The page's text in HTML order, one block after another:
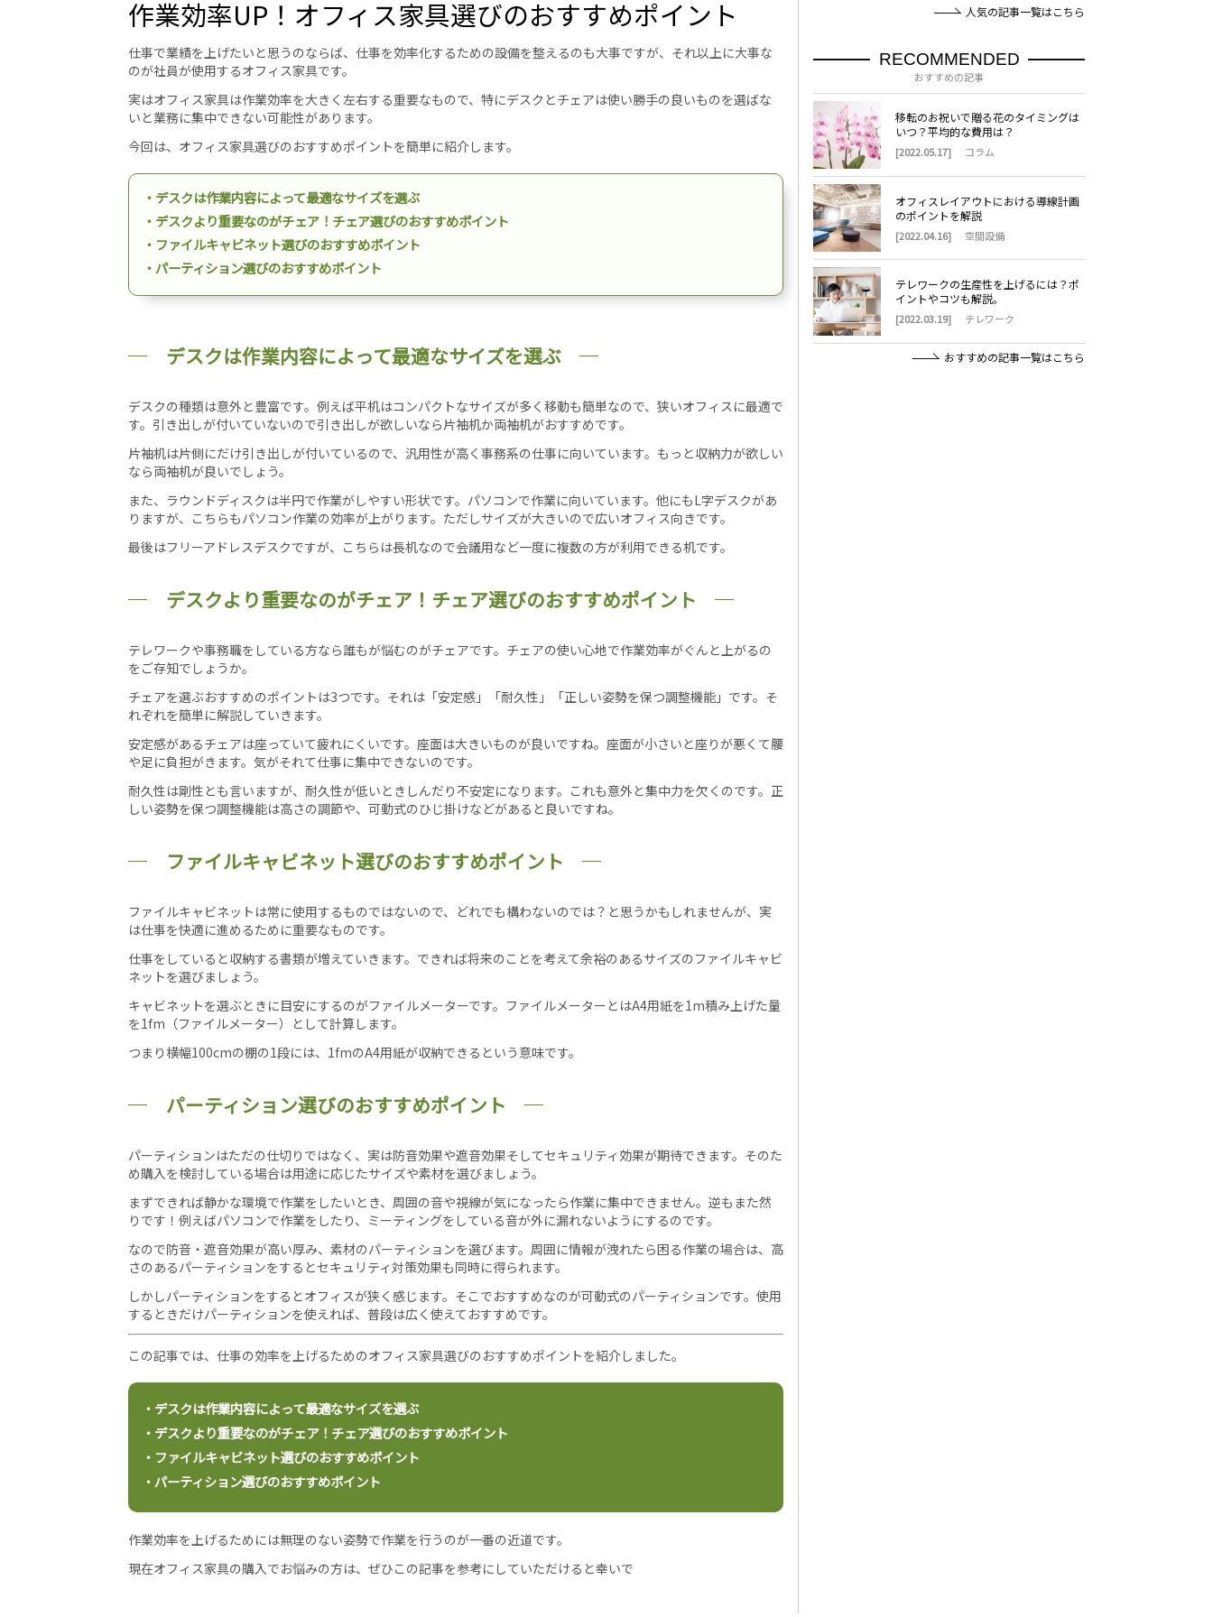
作業効率UP！オフィス家具選びのおすすめポイント
仕事で業績を上げたいと思うのならば、仕事を効率化するための設備を整えるのも大事ですが、それ以上に大事な
のが社員が使用するオフィス家具です。
実はオフィス家具は作業効率を大きく左右する重要なもので、特にデスクとチェアは使い勝手の良いものを選ばな
いと業務に集中できない可能性があります。
今回は、オフィス家具選びのおすすめポイントを簡単に紹介します。
・デスクは作業内容によって最適なサイズを選ぶ
・デスクより重要なのがチェア！チェア選びのおすすめポイント
・ファイルキャビネット選びのおすすめポイント
・パーティション選びのおすすめポイント
デスクは作業内容によって最適なサイズを選ぶ
デスクの種類は意外と豊富です。例えば平机はコンパクトなサイズが多く移動も簡単なので、狭いオフィスに最適で
す。引き出しが付いていないので引き出しが欲しいなら片袖机か両袖机がおすすめです。
片袖机は片側にだけ引き出しが付いているので、汎用性が高く事務系の仕事に向いています。もっと収納力が欲しい
なら両袖机が良いでしょう。
また、ラウンドディスクは半円で作業がしやすい形状です。パソコンで作業に向いています。他にもL字デスクがあ
りますが、こちらもパソコン作業の効率が上がります。ただしサイズが大きいので広いオフィス向きです。
最後はフリーアドレスデスクですが、こちらは長机なので会議用など一度に複数の方が利用できる机です。
デスクより重要なのがチェア！チェア選びのおすすめポイント
テレワークや事務職をしている方なら誰もが悩むのがチェアです。チェアの使い心地で作業効率がぐんと上がるの
をご存知でしょうか。
チェアを選ぶおすすめのポイントは3つです。それは「安定感」「耐久性」「正しい姿勢を保つ調整機能」です。そ
れぞれを簡単に解説していきます。
安定感があるチェアは座っていて疲れにくいです。座面は大きいものが良いですね。座面が小さいと座りが悪くて腰
や足に負担がきます。気がそれて仕事に集中できないのです。
耐久性は剛性とも言いますが、耐久性が低いときしんだり不安定になります。これも意外と集中力を欠くのです。正
しい姿勢を保つ調整機能は高さの調節や、可動式のひじ掛けなどがあると良いですね。
ファイルキャビネット選びのおすすめポイント
ファイルキャビネットは常に使用するものではないので、どれでも構わないのでは？と思うかもしれませんが、実
は仕事を快適に進めるために重要なものです。
仕事をしていると収納する書類が増えていきます。できれば将来のことを考えて余裕のあるサイズのファイルキャビ
ネットを選びましょう。
キャビネットを選ぶときに目安にするのがファイルメーターです。ファイルメーターとはA4用紙を1m積み上げた量
を1fm（ファイルメーター）として計算します。
つまり横幅100cmの棚の1段には、1fmのA4用紙が収納できるという意味です。
パーティション選びのおすすめポイント
パーティションはただの仕切りではなく、実は防音効果や遮音効果そしてセキュリティ効果が期待できます。そのた
め購入を検討している場合は用途に応じたサイズや素材を選びましょう。
まずできれば静かな環境で作業をしたいとき、周囲の音や視線が気になったら作業に集中できません。逆もまた然
りです！例えばパソコンで作業をしたり、ミーティングをしている音が外に漏れないようにするのです。
なので防音・遮音効果が高い厚み、素材のパーティションを選びます。周囲に情報が洩れたら困る作業の場合は、高
さのあるパーティションをするとセキュリティ対策効果も同時に得られます。
しかしパーティションをするとオフィスが狭く感じます。そこでおすすめなのが可動式のパーティションです。使用
するときだけパーティションを使えれば、普段は広く使えておすすめです。
この記事では、仕事の効率を上げるためのオフィス家具選びのおすすめポイントを紹介しました。
・デスクは作業内容によって最適なサイズを選ぶ
・デスクより重要なのがチェア！チェア選びのおすすめポイント
・ファイルキャビネット選びのおすすめポイント
・パーティション選びのおすすめポイント
作業効率を上げるためには無理のない姿勢で作業を行うのが一番の近道です。
現在オフィス家具の購入でお悩みの方は、ぜひこの記事を参考にしていただけると幸いで
人気の記事一覧はこちら
RECOMMENDED
おすすめの記事
移転のお祝いで贈る花のタイミングは
いつ？平均的な費用は？
[2022.05.17] コラム
オフィスレイアウトにおける導線計画
のポイントを解説
[2022.04.16] 空間設備
テレワークの生産性を上げるには？ポ
イントやコツも解説。
[2022.03.19] テレワーク
おすすめの記事一覧はこちら